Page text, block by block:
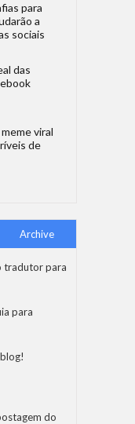
para
a
sociais
das
viral
de
Archive
tradutor para
para
do